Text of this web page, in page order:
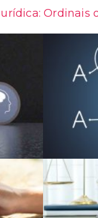
Ordinais